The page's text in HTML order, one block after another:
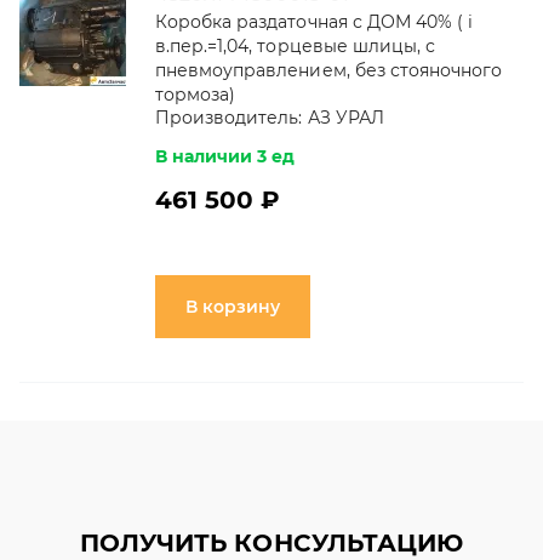
Коробка раздаточная с ДОМ 40% ( i
в.пер.=1,04, торцевые шлицы, с
пневмоуправлением, без стояночного
тормоза)
Производитель: АЗ УРАЛ
В наличии 3 ед
461 500 ₽
В корзину
ПОЛУЧИТЬ КОНСУЛЬТАЦИЮ